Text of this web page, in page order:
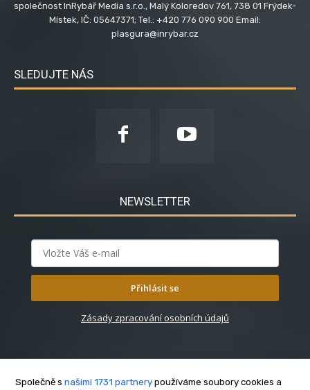
společnost InRybář Media s.r.o., Malý Koloredov 761, 738 01 Frýdek-
Místek, IČ: 05647371; Tel.: +420 776 090 900 Email:
plasgura@inrybar.cz
SLEDUJTE NÁS
NEWSLETTER
Přihlásit se
Zásady zpracování osobních údajů
Společně s našimi 1731 partnery používáme soubory cookies a